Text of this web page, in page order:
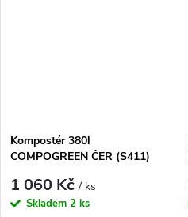
Kompostér 380l
COMPOGREEN ČER (S411)
1 060 Kč/ ks
Skladem 2 ks